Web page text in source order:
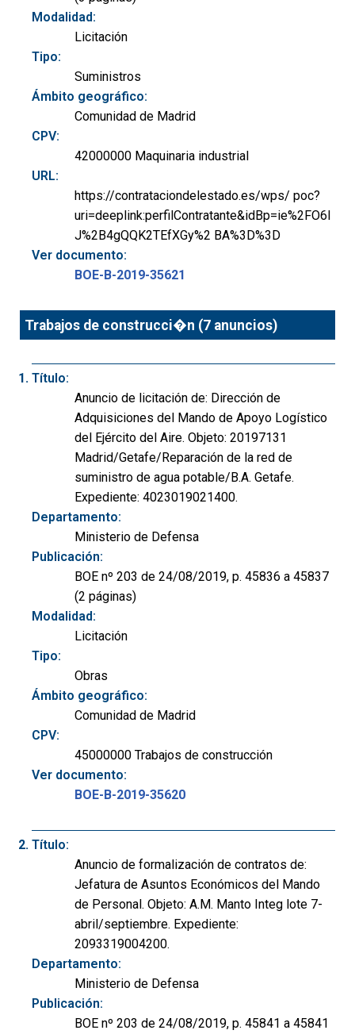
Modalidad:
Licitación
Tipo:
Suministros
Ámbito geográfico:
Comunidad de Madrid
CPV:
42000000 Maquinaria industrial
URL:
https://contrataciondelestado.es/wps/ poc?
uri=deeplink:perfilContratante&idBp=ie%2FO6I
J%2B4gQQK2TEfXGy%2 BA%3D%3D
Ver documento:
BOE-B-2019-35621
Trabajos de construcci�n (7 anuncios)
Título:
Anuncio de licitación de: Dirección de
Adquisiciones del Mando de Apoyo Logístico
del Ejército del Aire. Objeto: 20197131
Madrid/Getafe/Reparación de la red de
suministro de agua potable/B.A. Getafe.
Expediente: 4023019021400.
Departamento:
Ministerio de Defensa
Publicación:
BOE nº 203 de 24/08/2019, p. 45836 a 45837
(2 páginas)
Modalidad:
Licitación
Tipo:
Obras
Ámbito geográfico:
Comunidad de Madrid
CPV:
45000000 Trabajos de construcción
Ver documento:
BOE-B-2019-35620
Título:
Anuncio de formalización de contratos de:
Jefatura de Asuntos Económicos del Mando
de Personal. Objeto: A.M. Manto Integ lote 7-
abril/septiembre. Expediente:
2093319004200.
Departamento:
Ministerio de Defensa
Publicación:
BOE nº 203 de 24/08/2019, p. 45841 a 45841